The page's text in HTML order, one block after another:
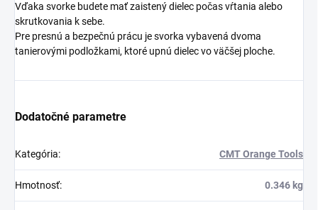
Vďaka svorke budete mať zaistený dielec počas vŕtania alebo
skrutkovania k sebe.
Pre presnú a bezpečnú prácu je svorka vybavená dvoma
tanierovými podložkami, ktoré upnú dielec vo väčšej ploche.
Dodatočné parametre
Kategória: CMT Orange Tools
Hmotnosť: 0.346 kg